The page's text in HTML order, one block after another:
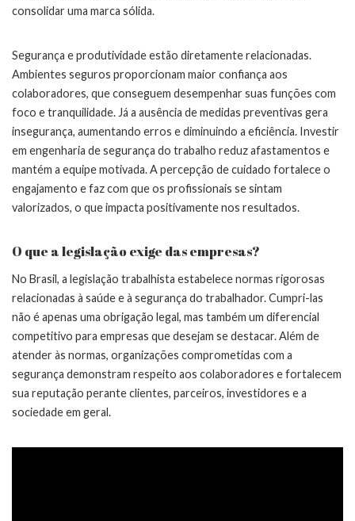
consolidar uma marca sólida.
Segurança e produtividade estão diretamente relacionadas.
Ambientes seguros proporcionam maior confiança aos
colaboradores, que conseguem desempenhar suas funções com
foco e tranquilidade. Já a ausência de medidas preventivas gera
insegurança, aumentando erros e diminuindo a eficiência. Investir
em engenharia de segurança do trabalho reduz afastamentos e
mantém a equipe motivada. A percepção de cuidado fortalece o
engajamento e faz com que os profissionais se sintam
valorizados, o que impacta positivamente nos resultados.
O que a legislação exige das empresas?
No Brasil, a legislação trabalhista estabelece normas rigorosas
relacionadas à saúde e à segurança do trabalhador. Cumpri-las
não é apenas uma obrigação legal, mas também um diferencial
competitivo para empresas que desejam se destacar. Além de
atender às normas, organizações comprometidas com a
segurança demonstram respeito aos colaboradores e fortalecem
sua reputação perante clientes, parceiros, investidores e a
sociedade em geral.